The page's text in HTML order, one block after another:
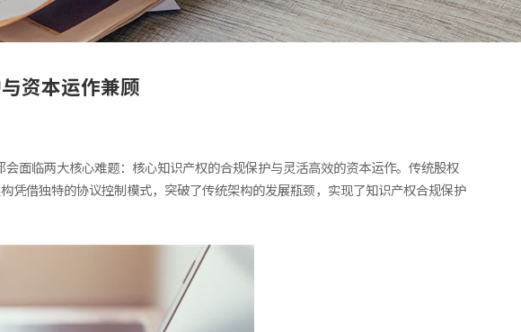
资本运作兼顾
面临两大核心难题：核心知识产权的合规保护与灵活高效的资本运作。传统股权
借独特的协议控制模式，突破了传统架构的发展瓶颈，实现了知识产权合规保护